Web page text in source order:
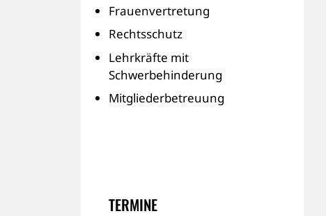
Frauenvertretung
Rechtsschutz
Lehrkräfte mit
Schwerbehinderung
Mitgliederbetreuung
TERMINE